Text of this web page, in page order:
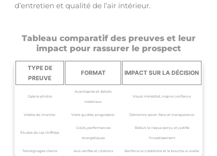
d’entretien et qualité de l’air intérieur.
Tableau comparatif des preuves et leur
impact pour rassurer le prospect
TYPE DE
PREUVE
FORMAT IMPACT SUR LA DÉCISION
Galerie photos
Avant/après et détails
matériaux
Visuel immédiat, inspire confiance
Vidéos de chantier Visite guidée, progression Démontre savoir-faire et transparence
Études de cas chiffrées
Coûts, performances
énergétiques
Réduit le risque perçu et justifie
l’investissement
Témoignages clients Avis vérifiés et citations Renforce la crédibilité et le bouche-à-oreille